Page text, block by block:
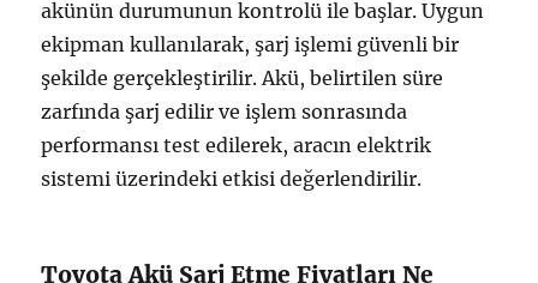
akünün durumunun kontrolü ile başlar. Uygun
ekipman kullanılarak, şarj işlemi güvenli bir
şekilde gerçekleştirilir. Akü, belirtilen süre
zarfında şarj edilir ve işlem sonrasında
performansı test edilerek, aracın elektrik
sistemi üzerindeki etkisi değerlendirilir.
Toyota Akü Şarj Etme Fiyatları Ne